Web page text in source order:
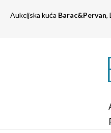
Aukcijska kuća Barac&Pervan,